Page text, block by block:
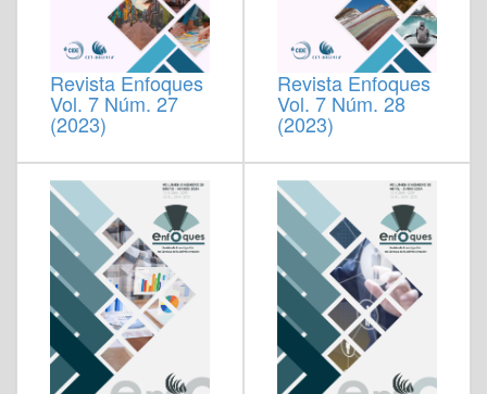
Revista Enfoques
Vol. 7 Núm. 27
(2023)
Revista Enfoques
Vol. 7 Núm. 28
(2023)